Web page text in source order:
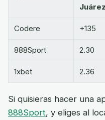
Juárez
Codere +135
888Sport 2.30
1xbet 2.36
Si quisieras hacer una
888Sport, y eliges al